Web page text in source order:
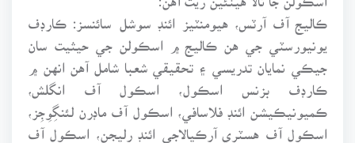
ڪاليج آف آرٽس، هيومنٽيز ائنڊ سوشل سائنسز: ڪارڊف
يونيورسٽي جي هن ڪاليج ۾ اسڪولن جي حيثيت سان
جيڪي نمايان تدريسي ۽ تحقيقي شعبا شامل آهن انهن ۾
ڪارڊف بزنس اسڪول، اسڪول آف انگلش،
ڪميونيڪيشن ائنڊ فلاسافي، اسڪول آف ماڊرن لئنگِوِجِز،
اسڪول آف هسٽري آرڪيالاجي ائنڊ رليجن، اسڪول آف